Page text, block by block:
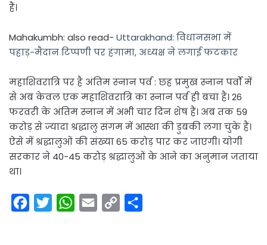
हैं।
Mahakumbh: also read- Uttarakhand: विधानसभा में
पहाड़-मैदान टिप्पणी पर हंगामा, अध्यक्ष ने लगाई फटकार
महाश‍िवरात्र‍ि पर है अंत‍िम स्‍नान पर्व : छह प्रमुख स्नान पर्वों में
से अब केवल एक महाशिवरात्रि का स्नान पर्व ही बचा है। 26
फरवरी के अंतिम स्नान में अभी चार दिन शेष हैं। अब तक 59
करोड़ से ज्यादा श्रद्धालु संगम में आस्था की डुबकी लगा चुके हैं।
ऐसे में श्रद्धालुओं की संख्या 65 करोड़ पार कर जाएगी। याेगी
सरकार ने 40-45 करोड़ श्रद्धालुओं के आने का अनुमान जताया
था।
W